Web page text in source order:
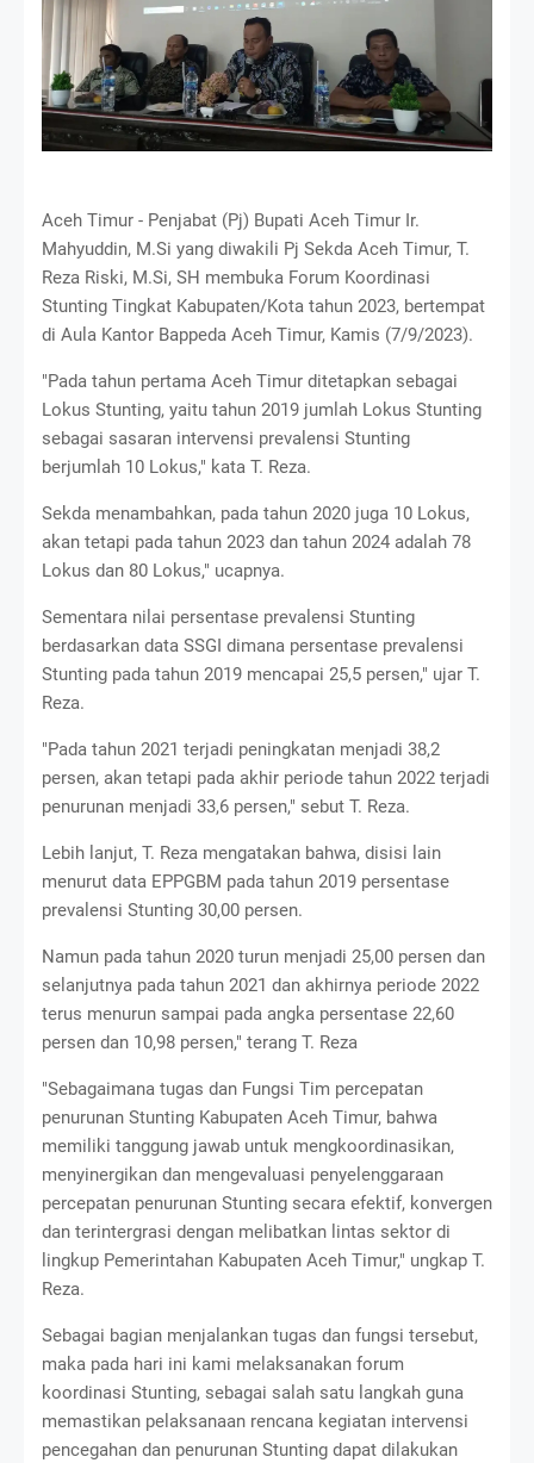
Aceh Timur - Penjabat (Pj) Bupati Aceh Timur Ir.
Mahyuddin, M.Si yang diwakili Pj Sekda Aceh Timur, T.
Reza Riski, M.Si, SH membuka Forum Koordinasi
Stunting Tingkat Kabupaten/Kota tahun 2023, bertempat
di Aula Kantor Bappeda Aceh Timur, Kamis (7/9/2023).
"Pada tahun pertama Aceh Timur ditetapkan sebagai
Lokus Stunting, yaitu tahun 2019 jumlah Lokus Stunting
sebagai sasaran intervensi prevalensi Stunting
berjumlah 10 Lokus," kata T. Reza.
Sekda menambahkan, pada tahun 2020 juga 10 Lokus,
akan tetapi pada tahun 2023 dan tahun 2024 adalah 78
Lokus dan 80 Lokus," ucapnya.
Sementara nilai persentase prevalensi Stunting
berdasarkan data SSGI dimana persentase prevalensi
Stunting pada tahun 2019 mencapai 25,5 persen," ujar T.
Reza.
"Pada tahun 2021 terjadi peningkatan menjadi 38,2
persen, akan tetapi pada akhir periode tahun 2022 terjadi
penurunan menjadi 33,6 persen," sebut T. Reza.
Lebih lanjut, T. Reza mengatakan bahwa, disisi lain
menurut data EPPGBM pada tahun 2019 persentase
prevalensi Stunting 30,00 persen.
Namun pada tahun 2020 turun menjadi 25,00 persen dan
selanjutnya pada tahun 2021 dan akhirnya periode 2022
terus menurun sampai pada angka persentase 22,60
persen dan 10,98 persen," terang T. Reza
"Sebagaimana tugas dan Fungsi Tim percepatan
penurunan Stunting Kabupaten Aceh Timur, bahwa
memiliki tanggung jawab untuk mengkoordinasikan,
menyinergikan dan mengevaluasi penyelenggaraan
percepatan penurunan Stunting secara efektif, konvergen
dan terintergrasi dengan melibatkan lintas sektor di
lingkup Pemerintahan Kabupaten Aceh Timur," ungkap T.
Reza.
Sebagai bagian menjalankan tugas dan fungsi tersebut,
maka pada hari ini kami melaksanakan forum
koordinasi Stunting, sebagai salah satu langkah guna
memastikan pelaksanaan rencana kegiatan intervensi
pencegahan dan penurunan Stunting dapat dilakukan